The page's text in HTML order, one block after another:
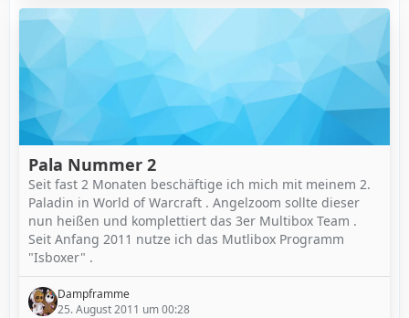
Pala Nummer 2
Seit fast 2 Monaten beschäftige ich mich mit meinem 2.
Paladin in World of Warcraft . Angelzoom sollte dieser
nun heißen und komplettiert das 3er Multibox Team .
Seit Anfang 2011 nutze ich das Mutlibox Programm
"Isboxer" .
Dampframme
25. August 2011 um 00:28